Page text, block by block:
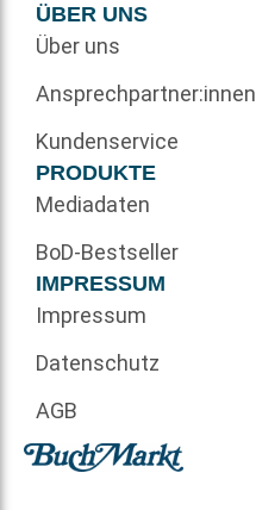
ÜBER UNS
Über uns
Ansprechpartner:innen
Kundenservice
PRODUKTE
Mediadaten
BoD-Bestseller
IMPRESSUM
Impressum
Datenschutz
AGB